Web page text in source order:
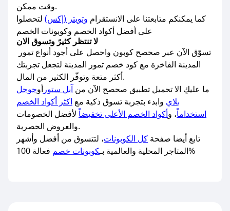
وقت ممكن.
كما يمكنكم متابعتنا على الانستقرام وتويتر (إكس) لتحصلوا
على أفضل أكواد الخصم وكوبونات الخصم
لا تنتظر كثيرً وتسوق الان
المدينة الفاخرة مع كود خصم تمور المدينة لتجعل تجربتك
أكثر متعة وتوفّر الكثير من المال.
ما عليكِ الا تحميل تطبيق صحصح الآن من آبل ستور أوجوجل
بلاي وابدء بتجربة تسوق ذكية مع اكثر أكواد الخصم
استخداماً، وأكواد الخصم الأعلى تخفيضاًلأفضل الخصومات
والعروض الحصرية.
تابع أيضا صفحة كل الكوبونات، لتتسوق من أفضل وأشهر
المتاجر المحلية والعالمية بـكوبونات خصم فعالة 100%